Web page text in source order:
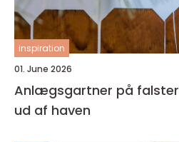
inspiration
01. June 2026
Anlægsgartner på falster sådan får du mest
ud af haven